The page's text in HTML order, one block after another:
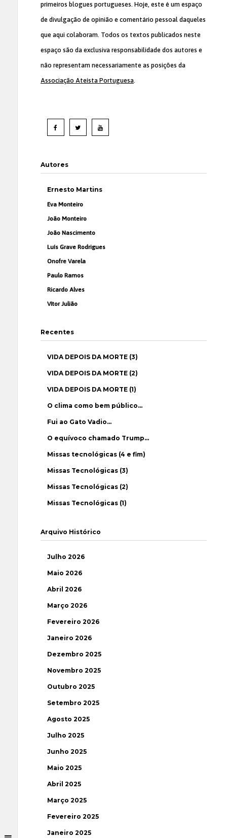
primeiros blogues portugueses. Hoje, este é um espaço
de divulgação de opinião e comentário pessoal daqueles
que aqui colaboram. Todos os textos publicados neste
espaço são da exclusiva responsabilidade dos autores e
não representam necessariamente as posições da
Associação Ateísta Portuguesa.
Autores
Ernesto Martins
Eva Monteiro
João Monteiro
João Nascimento
Luís Grave Rodrigues
Onofre Varela
Paulo Ramos
Ricardo Alves
Vítor Julião
Recentes
VIDA DEPOIS DA MORTE (3)
VIDA DEPOIS DA MORTE (2)
VIDA DEPOIS DA MORTE (1)
O clima como bem público…
Fui ao Gato Vadio…
O equívoco chamado Trump…
Missas tecnológicas (4 e fim)
Missas Tecnológicas (3)
Missas Tecnológicas (2)
Missas Tecnológicas (1)
Arquivo Histórico
Julho 2026
Maio 2026
Abril 2026
Março 2026
Fevereiro 2026
Janeiro 2026
Dezembro 2025
Novembro 2025
Outubro 2025
Setembro 2025
Agosto 2025
Julho 2025
Junho 2025
Maio 2025
Abril 2025
Março 2025
Fevereiro 2025
Janeiro 2025